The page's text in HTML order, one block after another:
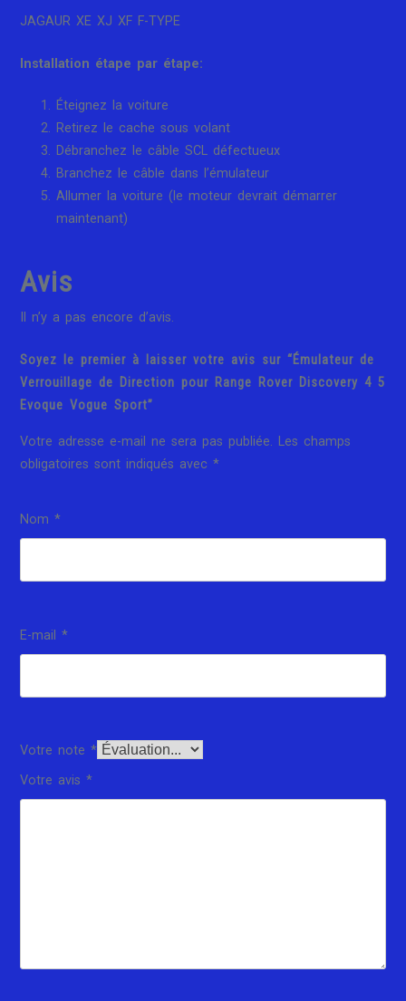
JAGAUR XE XJ XF F-TYPE
Installation étape par étape:
Éteignez la voiture
Retirez le cache sous volant
Débranchez le câble SCL défectueux
Branchez le câble dans l’émulateur
Allumer la voiture (le moteur devrait démarrer
maintenant)
Avis
Il n’y a pas encore d’avis.
Soyez le premier à laisser votre avis sur “Émulateur de
Verrouillage de Direction pour Range Rover Discovery 4 5
Evoque Vogue Sport”
Votre adresse e-mail ne sera pas publiée. Les champs
obligatoires sont indiqués avec*
Nom*
E-mail*
Votre note*
Votre avis*